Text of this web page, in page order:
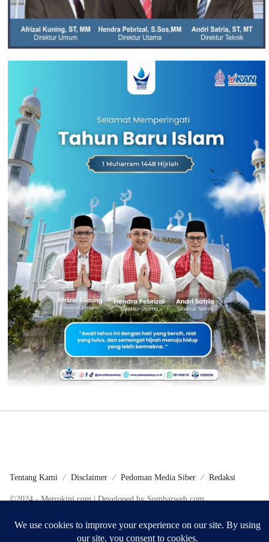
Tentang Kami Disclaimer Pedoman Media Siber Redaksi
©2024 - Metrokini.com | Developed by Sumbarweb.com